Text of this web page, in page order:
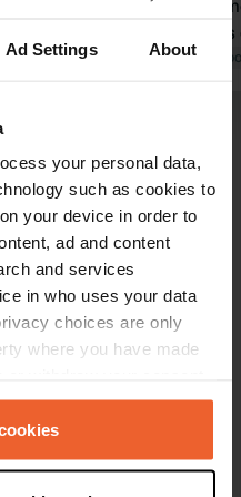
Ad Settings About
your personal data,
such as cookies to
your device in order to
ad and content
and services
in who uses your data
choices are only
where you have made
or by clicking on
étaient
y avait un
place
le 15 mai
avec de
qui
Même
entre les
Nous
Google
bornes de
parfait.
Traduit par
27 avis
ici ?
Espagne
Copie